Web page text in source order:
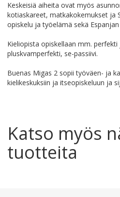
Keskeisiä aiheita ovat myös
kotiaskareet, matkakokemukset ja
opiskelu ja työelämä sekä
Kieliopista opiskellaan mm.
pluskvamperfekti, se-passiivi.
Buenas Migas 2 sopii työväen- ja
kielikeskuksiin ja itseopiskeluun ja
Katso myös
tuotteita